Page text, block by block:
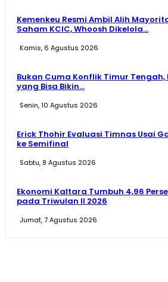
Kemenkeu Resmi Ambil Alih
Saham KCIC, Whoosh Dikelola...
Kamis, 6 Agustus 2026
Bukan Cuma Konflik Timur Tengah,
yang Bisa Bikin...
Senin, 10 Agustus 2026
Erick Thohir Evaluasi Timnas Usai
ke Semifinal
Sabtu, 8 Agustus 2026
Ekonomi Kaltara Tumbuh 4,96
pada Triwulan II 2026
Jumat, 7 Agustus 2026